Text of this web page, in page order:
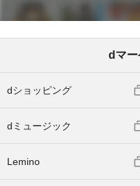
dマー
dショッピング
dミュージック
Lemino